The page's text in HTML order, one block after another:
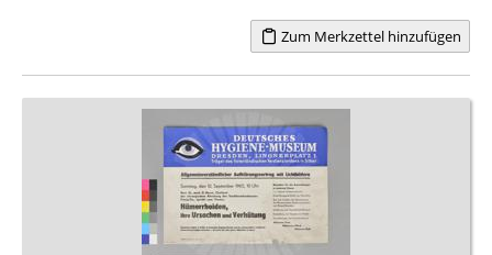
Zum Merkzettel hinzufügen